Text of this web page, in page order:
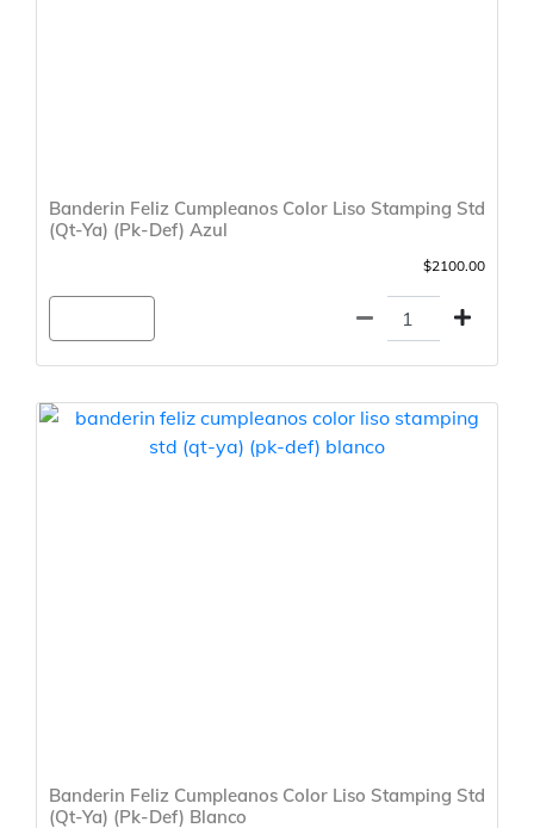
Banderin Feliz Cumpleanos Color Liso Stamping Std
(Qt-Ya) (Pk-Def) Azul
$2100.00
Banderin Feliz Cumpleanos Color Liso Stamping Std
(Qt-Ya) (Pk-Def) Blanco